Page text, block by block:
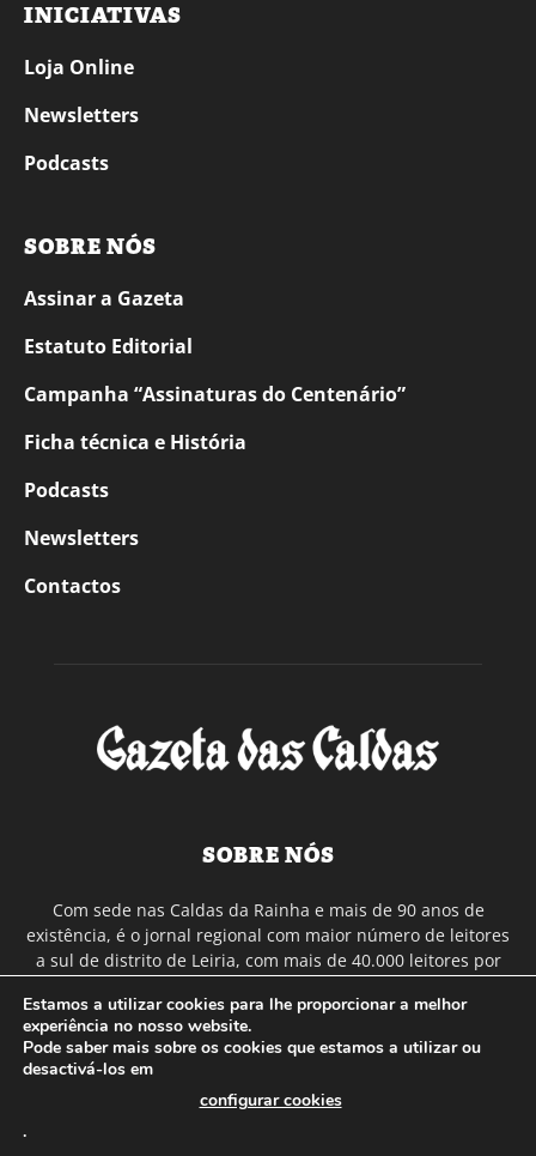
INICIATIVAS
Loja Online
Newsletters
Podcasts
SOBRE NÓS
Assinar a Gazeta
Estatuto Editorial
Campanha “Assinaturas do Centenário”
Ficha técnica e História
Podcasts
Newsletters
Contactos
SOBRE NÓS
Com sede nas Caldas da Rainha e mais de 90 anos de
existência, é o jornal regional com maior número de leitores
a sul de distrito de Leiria, com mais de 40.000 leitores por
Continental e assinatura online.
SIGA-NOS
Estamos a utilizar cookies para lhe proporcionar a melhor
experiência no nosso website.
Pode saber mais sobre os cookies que estamos a utilizar ou
desactivá-los em
configurar cookies
.